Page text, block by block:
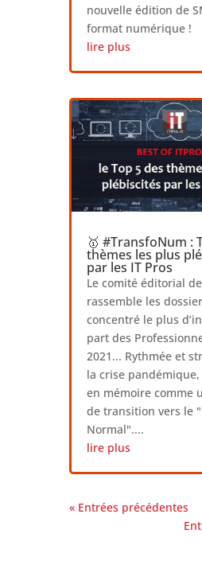
nouvelle édition de
format numérique !
lire plus
🥇 #TransfoNum :
thèmes les plus
par les IT Pros
Le comité éditorial
rassemble les
concentré le plus
part des
2021... Rythmée et
la crise
en mémoire comme
de transition vers le
Normal"....
lire plus
« Entrées précédentes